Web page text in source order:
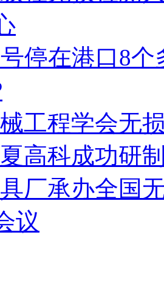
停在港口8
工程学会无
高科成功研
厂承办全国
议